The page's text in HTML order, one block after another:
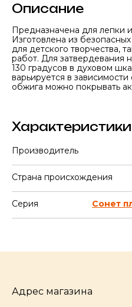
Описание
Предназначена для лепки
Изготовлена из
для детского творчества,
работ. Для
130 градусов в духовом
варьируется в
обжига можно покрывать
Характеристики
Производитель
Страна происхождения
Серия Сонет
Адрес магазина